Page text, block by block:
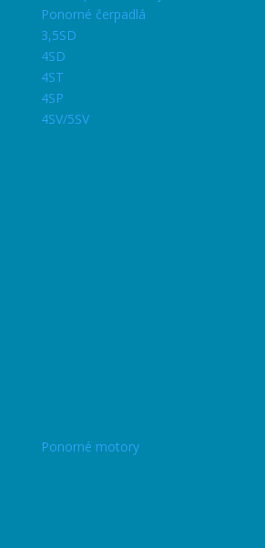
Ponorné čerpadlá
3,5SD
4SD
4ST
4SP
4SV/5SV
Ponorné motory